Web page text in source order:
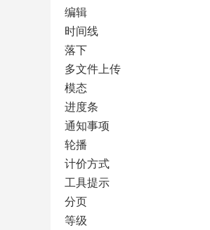
编辑
时间线
落下
多文件上传
模态
进度条
通知事项
轮播
计价方式
工具提示
分页
等级